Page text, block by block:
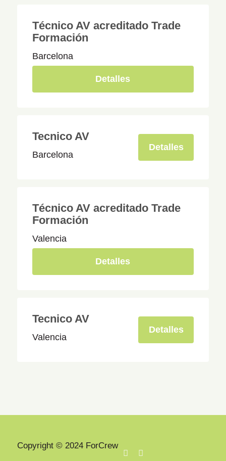
Técnico AV acreditado Trade
Formación
Barcelona
Detalles
Tecnico AV
Barcelona
Detalles
Técnico AV acreditado Trade
Formación
Valencia
Detalles
Tecnico AV
Valencia
Detalles
Copyright © 2024 ForCrew